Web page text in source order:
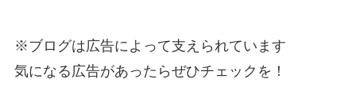
※ブログは広告によって支えられています
気になる広告があったらぜひチェックを！